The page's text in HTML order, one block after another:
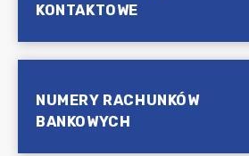
KONTAKTOWE
NUMERY RACHUNKÓW
BANKOWYCH